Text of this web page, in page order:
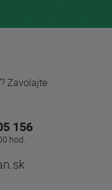
Zavolajte
156
hod.